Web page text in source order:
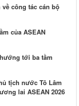
công tác cán bộ
của ASEAN
tới ba tầm
tịch nước Tô Lâm
lai ASEAN 2026